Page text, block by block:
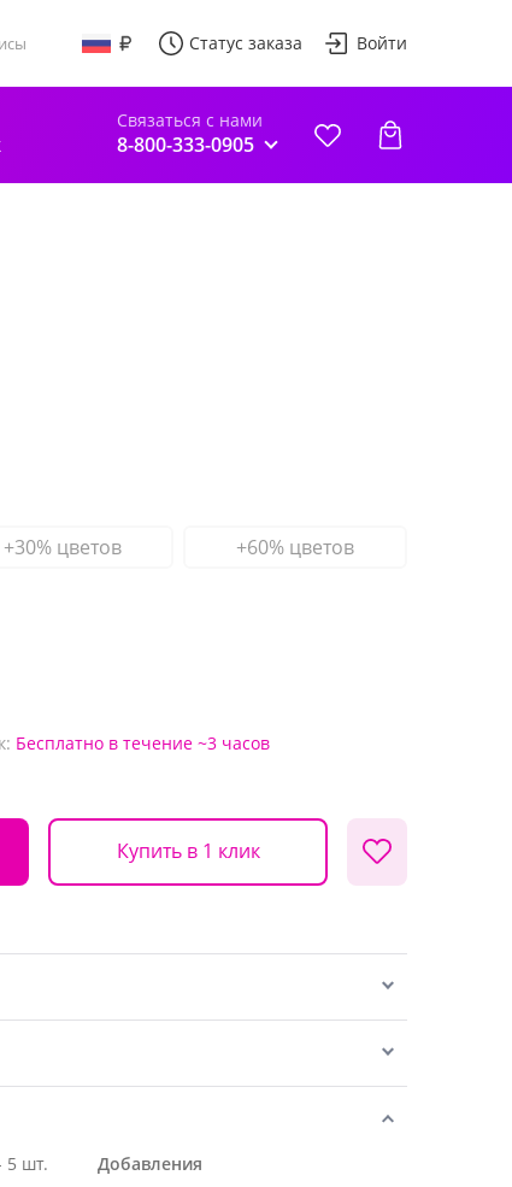
Статус заказа Войти
Связаться с нами
8-800-333-0905
+30% цветов +60% цветов
Бесплатно в течение ~3 часов
Купить в 1 клик
5 шт.
Добавления